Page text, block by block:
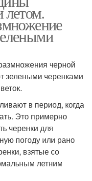
летом.
черной
зелеными черенками
в период, когда
Это примерно
черенки для
погоду или рано
взятые со
летним